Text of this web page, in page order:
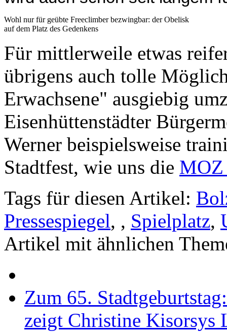
Wohl nur für geübte Freeclimber bezwingbar: der Obelisk
auf dem Platz des Gedenkens
Für mittlerweile etwas
übrigens auch tolle
Erwachsene" ausgiebig
Eisenhüttenstädter
Werner beispielsweise
Stadtfest, wie uns die MOZ
Tags für diesen Artikel:
Pressespiegel, , Spielplatz,
Artikel mit ähnlichen
Zum 65.
zeigt Christine Kisorsys